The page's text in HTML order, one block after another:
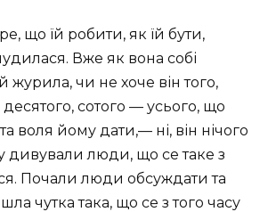
що їй робити, як їй бути,
Вже як вона собі
журила, чи не хоче він того,
десятого, сотого — усього, що
та воля йому дати,— ні, він нічого
дивували люди, що се таке з
Почали люди обсуждати та
чутка така, що се з того часу